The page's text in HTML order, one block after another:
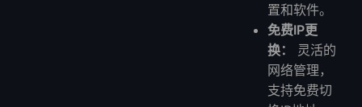
置和软件。
免费IP更
换：
灵活的
网络管理，
支持免费切